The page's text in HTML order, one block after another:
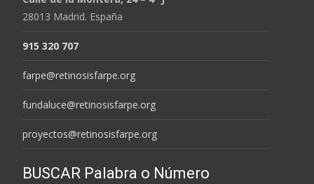
28013 Madrid. España
915 320 707
farpe@retinosisfarpe.org
fundaluce@retinosisfarpe.org
proyectos@retinosisfarpe.org
BUSCAR Palabra o Número